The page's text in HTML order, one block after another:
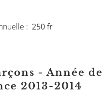
: 250 fr
- Année de
2013-2014